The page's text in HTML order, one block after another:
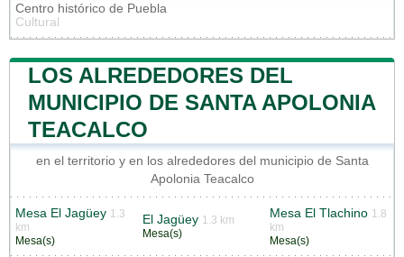
Centro histórico de Puebla
Cultural
LOS ALREDEDORES DEL
MUNICIPIO DE SANTA APOLONIA
TEACALCO
en el territorio y en los alrededores del municipio de Santa
Apolonia Teacalco
Mesa El Jagüey 1.3
km
Mesa(s)
El Jagüey 1.3 km
Mesa(s)
Mesa El Tlachino 1.8
km
Mesa(s)